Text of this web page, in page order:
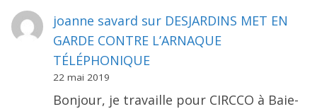
joanne savard sur DESJARDINS MET EN
GARDE CONTRE L’ARNAQUE
TÉLÉPHONIQUE
22 mai 2019
Bonjour, je travaille pour CIRCCO à Baie-